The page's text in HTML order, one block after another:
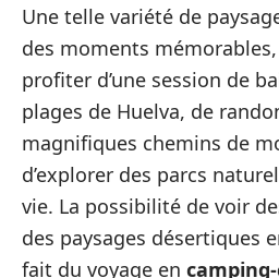
Une telle variété de
des moments mémorables,
profiter d’une session de
plages de Huelva, de
magnifiques chemins de
d’explorer des parcs
vie. La possibilité de voir
des paysages désertiques
fait du voyage en